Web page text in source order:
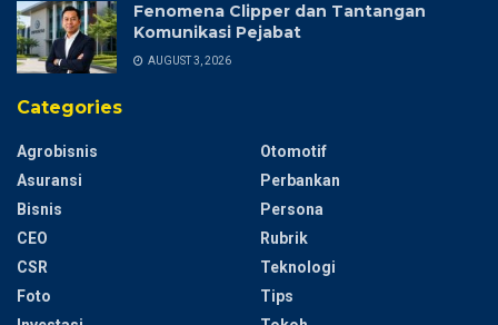
Fenomena Clipper dan Tantangan
Komunikasi Pejabat
AUGUST 3, 2026
Categories
Agrobisnis
Asuransi
Bisnis
CEO
CSR
Foto
Otomotif
Perbankan
Persona
Rubrik
Teknologi
Tips